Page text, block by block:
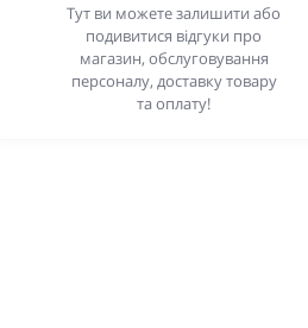
Тут ви можете залишити або
подивитися відгуки про
магазин, обслуговування
персоналу, доставку товару
та оплату!